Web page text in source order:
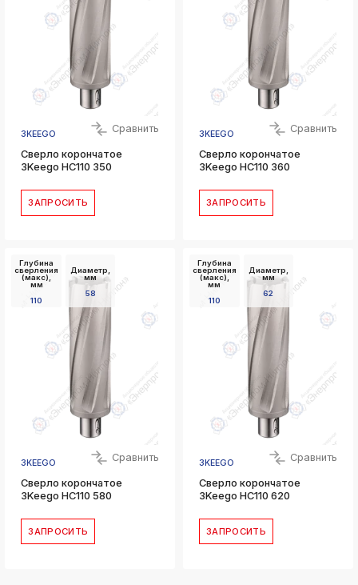
3KEEGO Сравнить
Сверло корончатое
3Keego HC110 350
ЗАПРОСИТЬ
3KEEGO Сравнить
Сверло корончатое
3Keego HC110 360
ЗАПРОСИТЬ
Глубина
сверления
(макс),
мм
110
Диаметр,
мм
58
3KEEGO Сравнить
Сверло корончатое
3Keego HC110 580
ЗАПРОСИТЬ
Глубина
сверления
(макс),
мм
110
Диаметр,
мм
62
3KEEGO Сравнить
Сверло корончатое
3Keego HC110 620
ЗАПРОСИТЬ